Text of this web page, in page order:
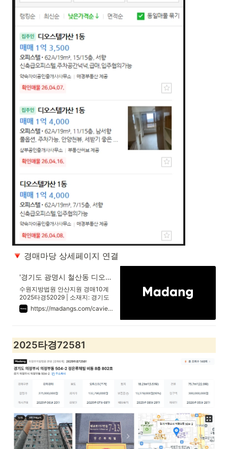
경매마당 상세페이지 연결
'경기도 광명시 철산동 디오스텔가산' 의 시세, 권리분석, 상세정보
수원지방법원 안산지원 경매10계
2025타경52029 | 소재지: 경기도
광명시 철산동 119-2 가산디오스
텔 오피스텔 8층822호 | 최저가:
https://madangs.com/caview?m_code=1420250052029001
2025타경72581